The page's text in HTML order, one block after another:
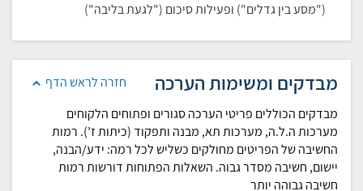
("מסע בין גדלים") ופעילות סיכום ("לגעת בליבה")
חזרה לראש הדף מבדקים ומשימות הערכה
מבדקים הכוללים פריטי הערכה סגורים ופתוחים הלקוחים
מערכות ה.ל.ה, מערכות תא, מבנה ותפקוד (כיתות ז’). רמות
החשיבה של הפריטים מחולקים כשליש לכל רמה: ידע/הבנה,
יישום, חשיבה מסדר גבוה. השאלות הפתוחות דורשות רמות
חשיבה גבוהה יותר